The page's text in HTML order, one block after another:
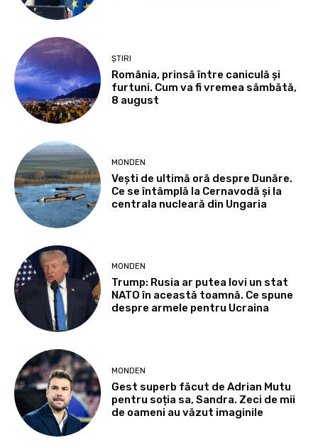
ȘTIRI
România, prinsă între caniculă și
furtuni. Cum va fi vremea sâmbătă,
8 august
MONDEN
Vești de ultimă oră despre Dunăre.
Ce se întâmplă la Cernavodă și la
centrala nucleară din Ungaria
MONDEN
Trump: Rusia ar putea lovi un stat
NATO în această toamnă. Ce spune
despre armele pentru Ucraina
MONDEN
Gest superb făcut de Adrian Mutu
pentru soția sa, Sandra. Zeci de mii
de oameni au văzut imaginile